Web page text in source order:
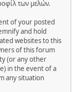
των μελών.
of your posted
and hold
websites to this
of this forum
(or any other
in the event of a
any situation